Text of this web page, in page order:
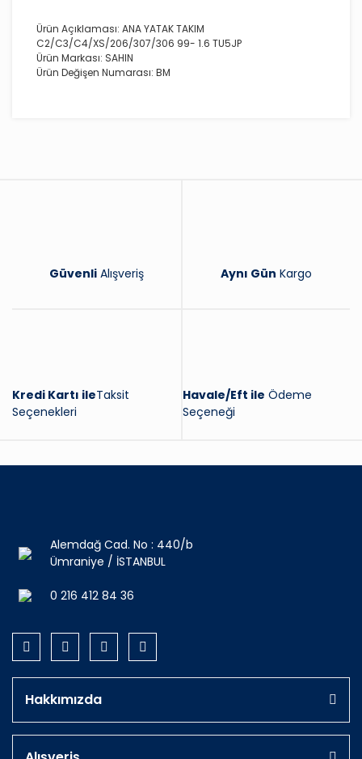
Ürün Açıklaması: ANA YATAK TAKIM
C2/C3/C4/XS/206/307/306 99- 1.6 TU5JP
Ürün Markası: SAHIN
Ürün Değişen Numarası: BM
Güvenli Alışveriş Aynı Gün Kargo
Kredi Kartı ileTaksit
Seçenekleri
Havale/Eft ile Ödeme
Seçeneği
Alemdağ Cad. No : 440/b
Ümraniye / İSTANBUL
0 216 412 84 36
Hakkımızda